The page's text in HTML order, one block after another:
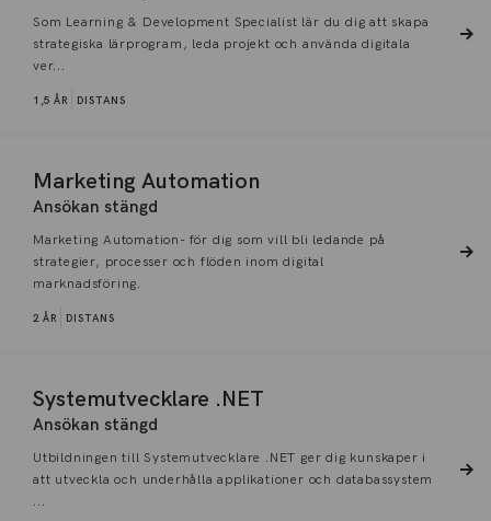
Som Learning & Development Specialist lär du dig att skapa
strategiska lärprogram, leda projekt och använda digitala
ver...
1,5 ÅR DISTANS
Marketing Automation
Ansökan stängd
Marketing Automation- för dig som vill bli ledande på
strategier, processer och flöden inom digital
marknadsföring.
2 ÅR DISTANS
Systemutvecklare .NET
Ansökan stängd
Utbildningen till Systemutvecklare .NET ger dig kunskaper i
att utveckla och underhålla applikationer och databassystem
...